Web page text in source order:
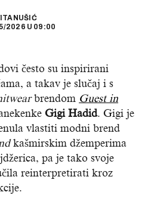
2026 U 09:00
često su inspirirani
a takav je slučaj i s
brendom Guest in
Gigi Hadid. Gigi je
vlastiti modni brend
kašmirskim džemperima
pa je tako svoje
reinterpretirati kroz